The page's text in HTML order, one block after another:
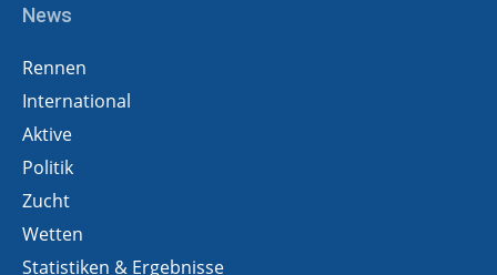
News
Rennen
International
Aktive
Politik
Zucht
Wetten
Statistiken & Ergebnisse